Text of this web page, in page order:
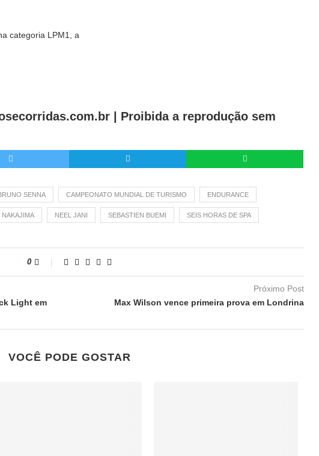
categoria LPM1, a
|
Proibida a reprodução sem
SENNA CAMPEONATO MUNDIAL DE TURISMO ENDURANCE
NAKAJIMA NEEL JANI SEBASTIEN BUEMI SEIS HORAS DE SPA
0
Light em
Próximo Post
Max Wilson vence primeira prova em Londrina
VOCÊ PODE GOSTAR